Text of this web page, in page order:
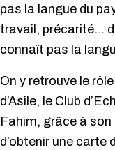
pas la langue du
travail, précarité…
connaît pas la
On y retrouve le
d’Asile, le Club
Fahim, grâce à
d’obtenir une carte